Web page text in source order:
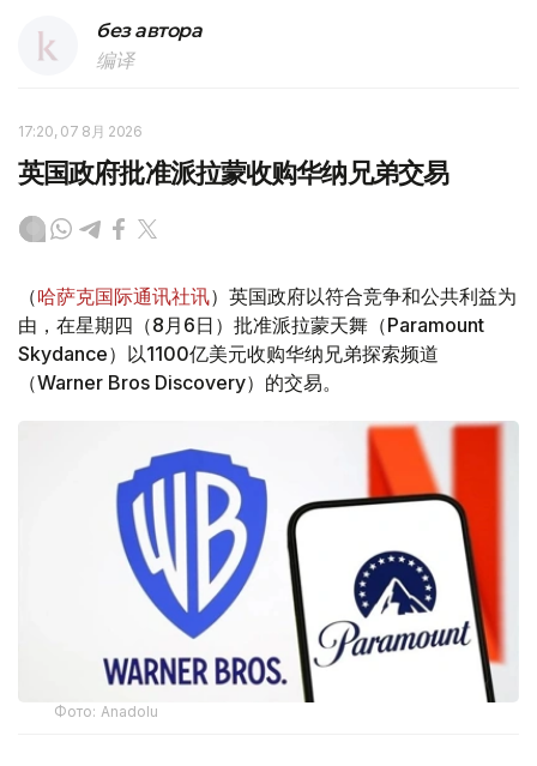
без автора
编译
17:20, 07 8月 2026
英国政府批准派拉蒙收购华纳兄弟交易
（哈萨克国际通讯社讯）英国政府以符合竞争和公共利益为
由，在星期四（8月6日）批准派拉蒙天舞（Paramount
Skydance）以1100亿美元收购华纳兄弟探索频道
（Warner Bros Discovery）的交易。
Фото: Аnadolu